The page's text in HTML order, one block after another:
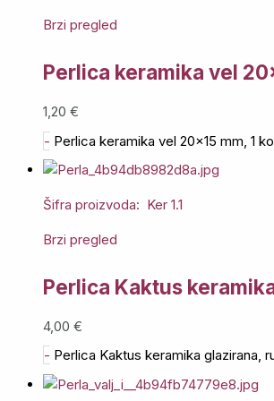
Brzi pregled
Perlica keramika vel
1,20 €
- Perlica keramika vel 20x15 mm, 1
Šifra proizvoda: Ker 1.1
Brzi pregled
Perlica Kaktus
4,00 €
- Perlica Kaktus keramika glazirana,